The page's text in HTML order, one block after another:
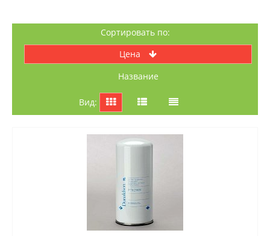
Сортировать по:
Цена
название
Вид: